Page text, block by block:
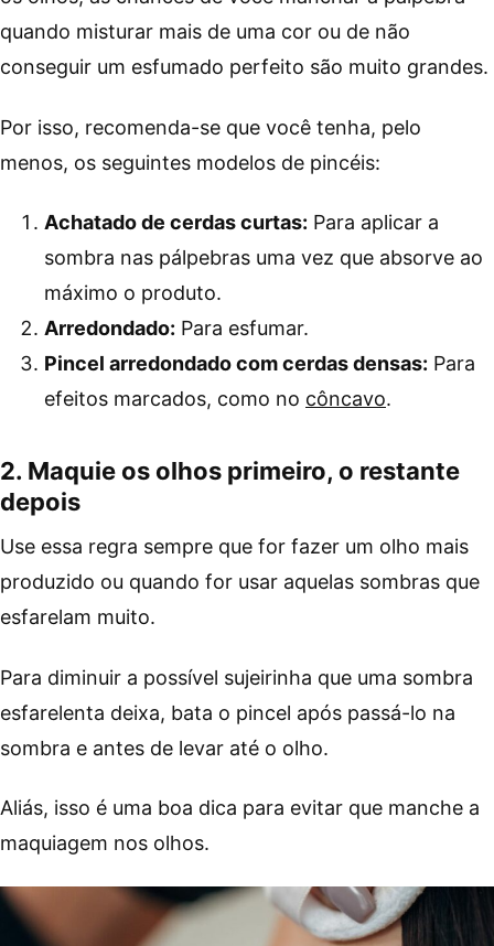
quando misturar mais de uma cor ou de não
conseguir um esfumado perfeito são muito grandes.
Por isso, recomenda-se que você tenha, pelo
menos, os seguintes modelos de pincéis:
Achatadode cerdas curtas: Para aplicar a
sombra nas pálpebras uma vez que absorve ao
máximo o produto.
Arredondado: Para esfumar.
Pincel arredondado com cerdas densas: Para
efeitos marcados, como no côncavo.
2. Maquie os olhos primeiro, o restante
depois
Use essa regra sempre que for fazer um olho mais
produzido ou quando for usar aquelas sombras que
esfarelam muito.
Para diminuir a possível sujeirinha que uma sombra
esfarelenta deixa, bata o pincel após passá-lo na
sombra e antes de levar até o olho.
Aliás, isso é uma boa dica para evitar que manche a
maquiagem nos olhos.